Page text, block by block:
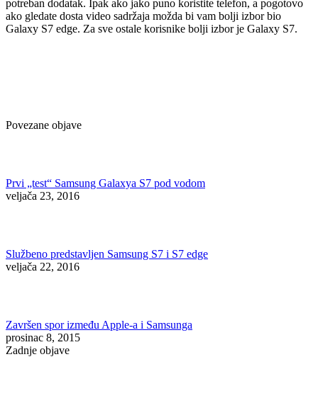
potreban dodatak. Ipak ako jako puno koristite telefon, a pogotovo
ako gledate dosta video sadržaja možda bi vam bolji izbor bio
Galaxy S7 edge. Za sve ostale korisnike bolji izbor je Galaxy S7.
Povezane objave
Prvi „test“ Samsung Galaxya S7 pod vodom
veljača 23, 2016
Službeno predstavljen Samsung S7 i S7 edge
veljača 22, 2016
Završen spor između Apple-a i Samsunga
prosinac 8, 2015
Zadnje objave